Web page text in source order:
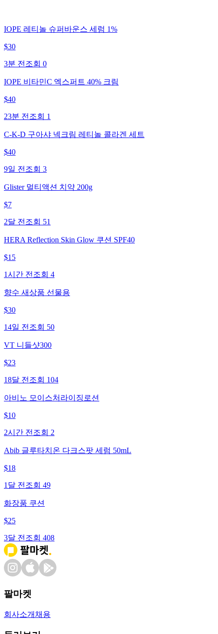
IOPE 레티놀 슈퍼바운스 세럼 1%
$30
3분 전 조회 0
IOPE 비타민C 엑스퍼트 40% 크림
$40
23분 전 조회 1
C-K-D 구아샤 넥크림 레티놀 콜라겐 세트
$40
9일 전 조회 3
Glister 멀티액션 치약 200g
$7
2달 전 조회 51
HERA Reflection Skin Glow 쿠션 SPF40
$15
1시간 전 조회 4
향수 새상품 선물용
$30
14일 전 조회 50
VT 니들샷300
$23
18달 전 조회 104
아비노 모이스처라이징로션
$10
2시간 전 조회 2
Abib 글루타치온 다크스팟 세럼 50mL
$18
1달 전 조회 49
화장품 쿠션
$25
3달 전 조회 408
팔마켓
회사소개 채용